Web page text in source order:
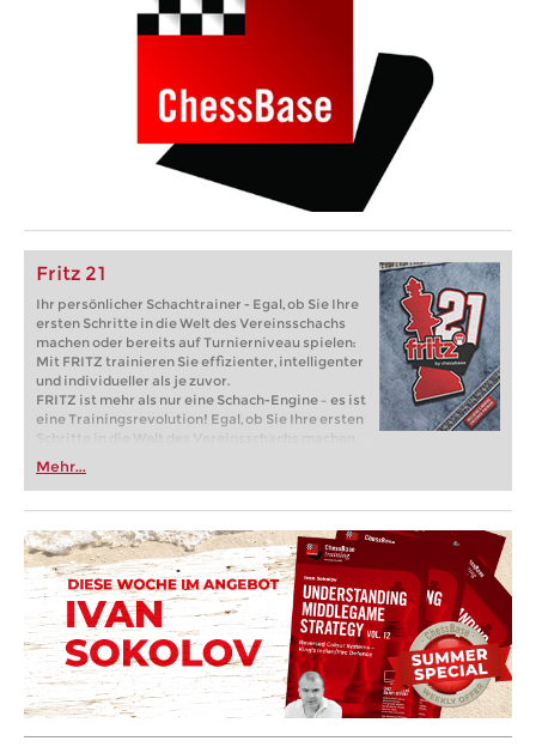
Fritz 21
Ihr persönlicher Schachtrainer - Egal, ob Sie Ihre
ersten Schritte in die Welt des Vereinsschachs
machen oder bereits auf Turnierniveau spielen:
Mit FRITZ trainieren Sie effizienter, intelligenter
und individueller als je zuvor.
FRITZ ist mehr als nur eine Schach-Engine – es ist
eine Trainingsrevolution! Egal, ob Sie Ihre ersten
Schritte in die Welt des Vereinsschachs machen
oder bereits auf Turnierniveau spielen: Mit
FRITZ trainieren Sie effizienter, intelligenter und
individueller als je zuvor.
Mehr...